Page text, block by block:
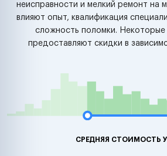
неисправности и мелкий ремонт на
влияют опыт, квалификация
сложность поломки. Некоторые
предоставляют скидки в
СРЕДНЯЯ СТОИМОСТЬ